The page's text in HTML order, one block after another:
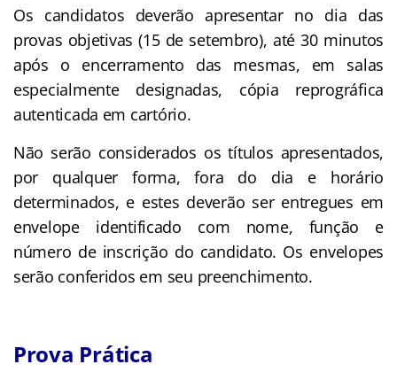
Os candidatos deverão apresentar no dia das
provas objetivas (15 de setembro), até 30 minutos
após o encerramento das mesmas, em salas
especialmente designadas, cópia reprográfica
autenticada em cartório.
Não serão considerados os títulos apresentados,
por qualquer forma, fora do dia e horário
determinados, e estes deverão ser entregues em
envelope identificado com nome, função e
número de inscrição do candidato. Os envelopes
serão conferidos em seu preenchimento.
Prova Prática